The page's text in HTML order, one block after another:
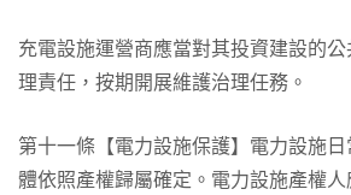
充電設施運營商應當對其投資建設的
理責任，按期開展維護治理任務。
第十一條【電力設施保護】電力設施
體依照產權歸屬確定。電力設施產權